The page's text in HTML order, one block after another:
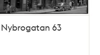
Nybrogatan 63